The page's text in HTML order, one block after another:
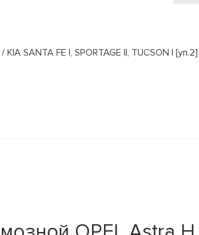
SANTA FE I, SPORTAGE II, TUCSON I [уп.2]